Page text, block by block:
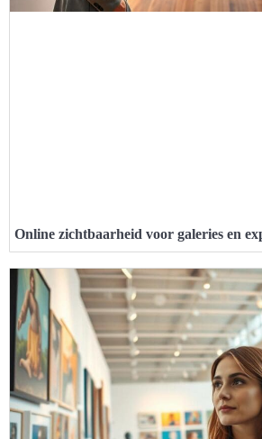
Online zichtbaarheid voor galeries en